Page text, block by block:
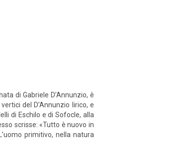
di Gabriele D’Annunzio, è
del D’Annunzio lirico, e
di Eschilo e di Sofocle, alla
scrisse: «Tutto è nuovo in
primitivo, nella natura